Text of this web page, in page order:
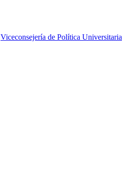
Viceconsejería de Política Universitaria